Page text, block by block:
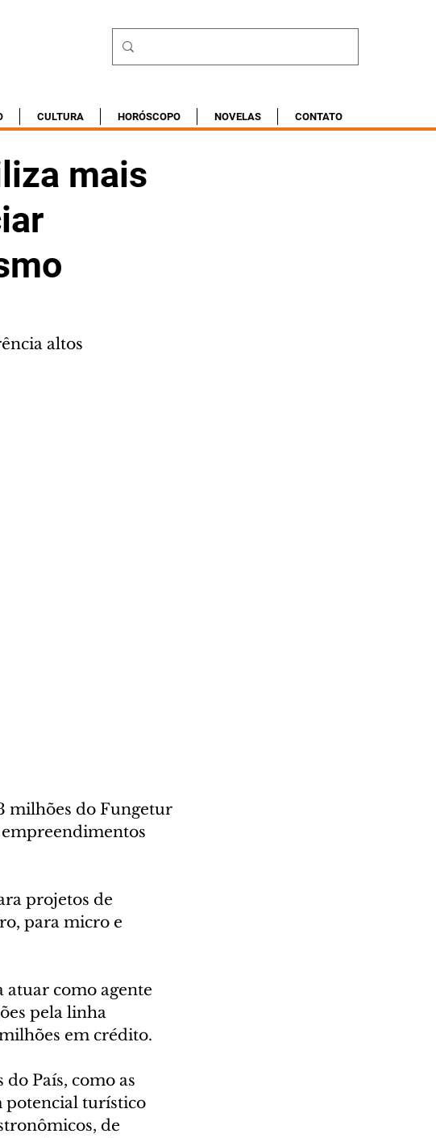
CULTURA HORÓSCOPO NOVELAS CONTATO
mais
altos
milhões do Fungetur
projetos de
para micro e
como agente
pela linha
em crédito.
País, como as
potencial turístico
de